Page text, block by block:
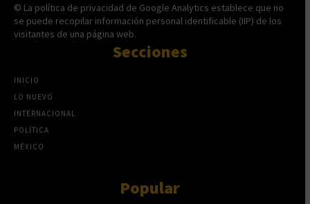
© La política de privacidad de Google Analytics establece que no
se puede recopilar información personal identificable (IIP) de los
visitantes de una página web.
Secciones
INICIO
LO NUEVO
INTERNACIONAL
POLÍTICA
MÉXICO
Popular